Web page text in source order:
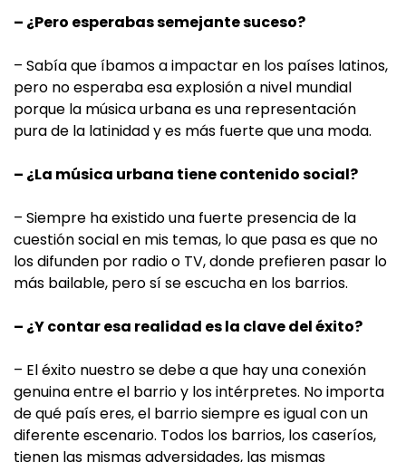
– ¿Pero esperabas semejante suceso?
– Sabía que íbamos a impactar en los países latinos,
pero no esperaba esa explosión a nivel mundial
porque la música urbana es una representación
pura de la latinidad y es más fuerte que una moda.
– ¿La música urbana tiene contenido social?
– Siempre ha existido una fuerte presencia de la
cuestión social en mis temas, lo que pasa es que no
los difunden por radio o TV, donde prefieren pasar lo
más bailable, pero sí se escucha en los barrios.
– ¿Y contar esa realidad es la clave del éxito?
– El éxito nuestro se debe a que hay una conexión
genuina entre el barrio y los intérpretes. No importa
de qué país eres, el barrio siempre es igual con un
diferente escenario. Todos los barrios, los caseríos,
tienen las mismas adversidades, las mismas